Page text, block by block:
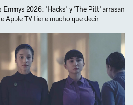
Emmys 2026: 'Hacks' y 'The Pitt' arrasan
Apple TV tiene mucho que decir